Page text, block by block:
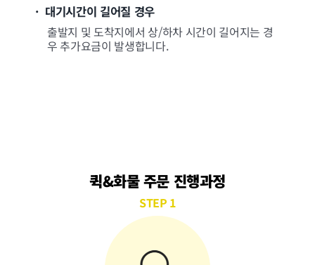
· 대기시간이 길어질 경우
출발지 및 도착지에서 상/하차 시간이 길어지는 경
우 추가요금이 발생합니다.
퀵&화물 주문 진행과정
STEP 1